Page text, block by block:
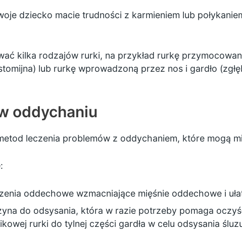
dziecko macie trudności z karmieniem lub
kilka rodzajów rurki, na przykład rurkę
lub rurkę wprowadzoną przez nos i gardło
oddychaniu
leczenia problemów z oddychaniem, które mogą
oddechowe wzmacniające mięśnie oddechowe i
do odsysania, która w razie potrzeby pomaga
rurki do tylnej części gardła w celu odsysania